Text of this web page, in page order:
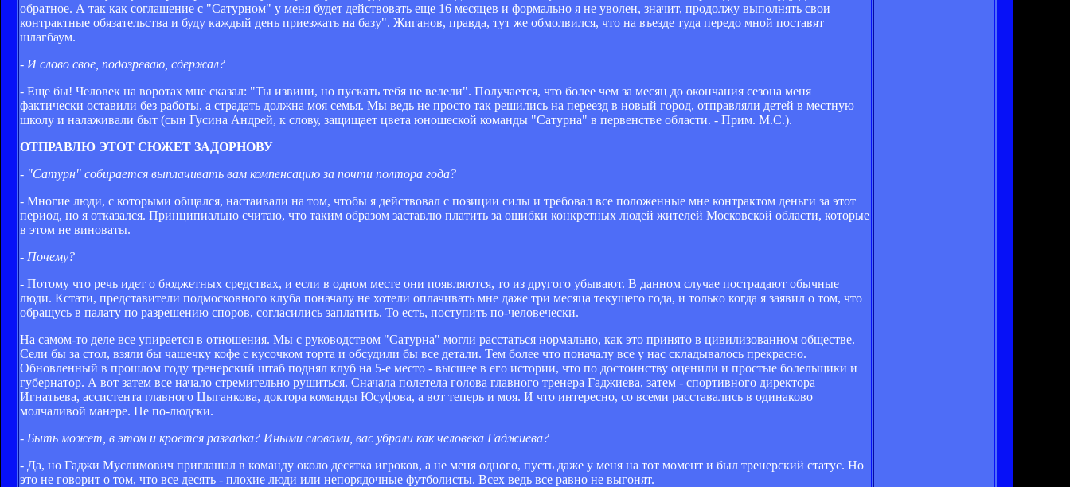
обратное. А так как соглашение с "Сатурном" у меня будет действовать еще 16 месяцев и формально я не уволен, значит, продолжу выполнять свои
контрактные обязательства и буду каждый день приезжать на базу". Жиганов, правда, тут же обмолвился, что на въезде туда передо мной поставят
шлагбаум.
- И слово свое, подозреваю, сдержал?
- Еще бы! Человек на воротах мне сказал: "Ты извини, но пускать тебя не велели". Получается, что более чем за месяц до окончания сезона меня
фактически оставили без работы, а страдать должна моя семья. Мы ведь не просто так решились на переезд в новый город, отправляли детей в местную
школу и налаживали быт (сын Гусина Андрей, к слову, защищает цвета юношеской команды "Сатурна" в первенстве области. - Прим. М.С.).
ОТПРАВЛЮ ЭТОТ СЮЖЕТ ЗАДОРНОВУ
- "Сатурн" собирается выплачивать вам компенсацию за почти полтора года?
- Многие люди, с которыми общался, настаивали на том, чтобы я действовал с позиции силы и требовал все положенные мне контрактом деньги за этот
период, но я отказался. Принципиально считаю, что таким образом заставлю платить за ошибки конкретных людей жителей Московской области, которые
в этом не виноваты.
- Почему?
- Потому что речь идет о бюджетных средствах, и если в одном месте они появляются, то из другого убывают. В данном случае пострадают обычные
люди. Кстати, представители подмосковного клуба поначалу не хотели оплачивать мне даже три месяца текущего года, и только когда я заявил о том, что
обращусь в палату по разрешению споров, согласились заплатить. То есть, поступить по-человечески.
На самом-то деле все упирается в отношения. Мы с руководством "Сатурна" могли расстаться нормально, как это принято в цивилизованном обществе.
Сели бы за стол, взяли бы чашечку кофе с кусочком торта и обсудили бы все детали. Тем более что поначалу все у нас складывалось прекрасно.
Обновленный в прошлом году тренерский штаб поднял клуб на 5-е место - высшее в его истории, что по достоинству оценили и простые болельщики и
губернатор. А вот затем все начало стремительно рушиться. Сначала полетела голова главного тренера Гаджиева, затем - спортивного директора
Игнатьева, ассистента главного Цыганкова, доктора команды Юсуфова, а вот теперь и моя. И что интересно, со всеми расставались в одинаково
молчаливой манере. Не по-людски.
- Быть может, в этом и кроется разгадка? Иными словами, вас убрали как человека Гаджиева?
- Да, но Гаджи Муслимович приглашал в команду около десятка игроков, а не меня одного, пусть даже у меня на тот момент и был тренерский статус. Но
это не говорит о том, что все десять - плохие люди или непорядочные футболисты. Всех ведь все равно не выгонят.